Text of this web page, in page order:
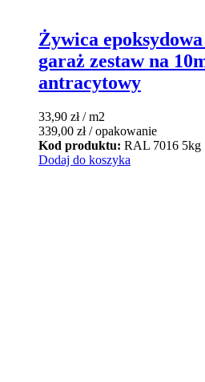
Żywica
garaż zestaw na
antracytowy
33,90 zł/ m2
339,00 zł/ opakowanie
Kod produktu: RAL 7016 5kg
Dodaj do koszyka